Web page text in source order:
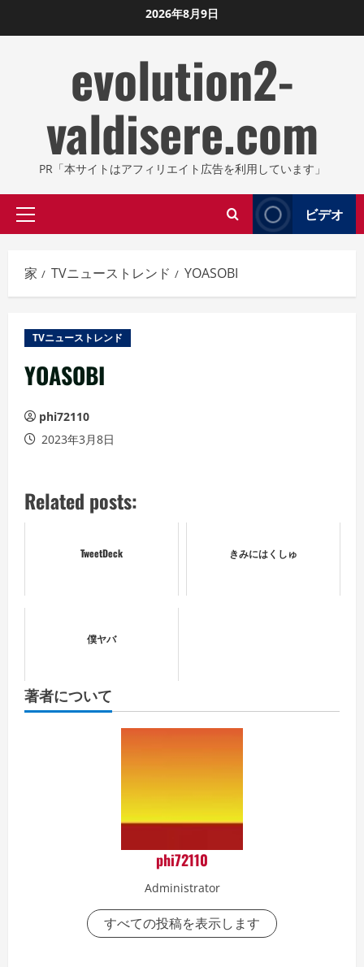
ン
2026年8月9日
evolution2-
valdisere.com
PR「本サイトはアフィリエイト広告を利用しています」
プ
イ
マ
ニ
ュ
ー
ビデオ
家 TVニューストレンド YOASOBI
TVニューストレンド
YOASOBI
phi72110
2023年3月8日
Related posts:
TweetDeck きみにはくしゅ
僕ヤバ
著者について
phi72110
Administrator
すべての投稿を表示します